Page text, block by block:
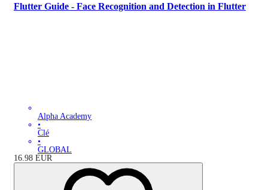
Flutter Guide - Face Recognition and Detection in Flutter
Alpha Academy
•
Clé
•
GLOBAL
16.98 EUR